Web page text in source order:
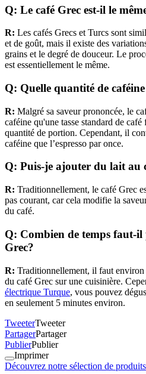
Q: Le café Grec est-il le
R: Les cafés Grecs et Turcs sont
et de goût, mais il existe des
grains et le degré de douceur. Le
est essentiellement le même.
Q: Quelle quantité de
R: Malgré sa saveur prononcée, le
caféine qu'une tasse standard de
quantité de portion. Cependant, il
caféine que l’espresso par once.
Q: Puis-je ajouter du lait au
R: Traditionnellement, le café Grec
pas courant, car cela modifie la
du café.
Q: Combien de temps faut-
Grec?
R: Traditionnellement, il faut
du café Grec sur une cuisinière.
électrique Turque, vous pouvez
en seulement 5 minutes environ.
TweeterTweeter
PartagerPartager
PublierPublier
Imprimer
Découvrez notre sélection de produits